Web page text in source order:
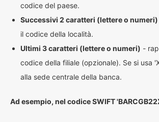
codice del paese.
Successivi 2 caratteri (lettere o numeri)
il codice della località.
Ultimi 3 caratteri (lettere o numeri) -
codice della filiale (opzionale). Se si usa
alla sede centrale della banca.
Ad esempio, nel codice SWIFT